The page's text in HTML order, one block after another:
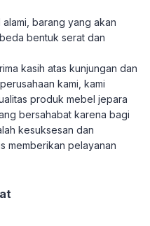
barang yang akan
bentuk serat dan
kasih atas kunjungan dan
kami, kami
produk mebel jepara
bersahabat karena bagi
kesuksesan dan
memberikan pelayanan